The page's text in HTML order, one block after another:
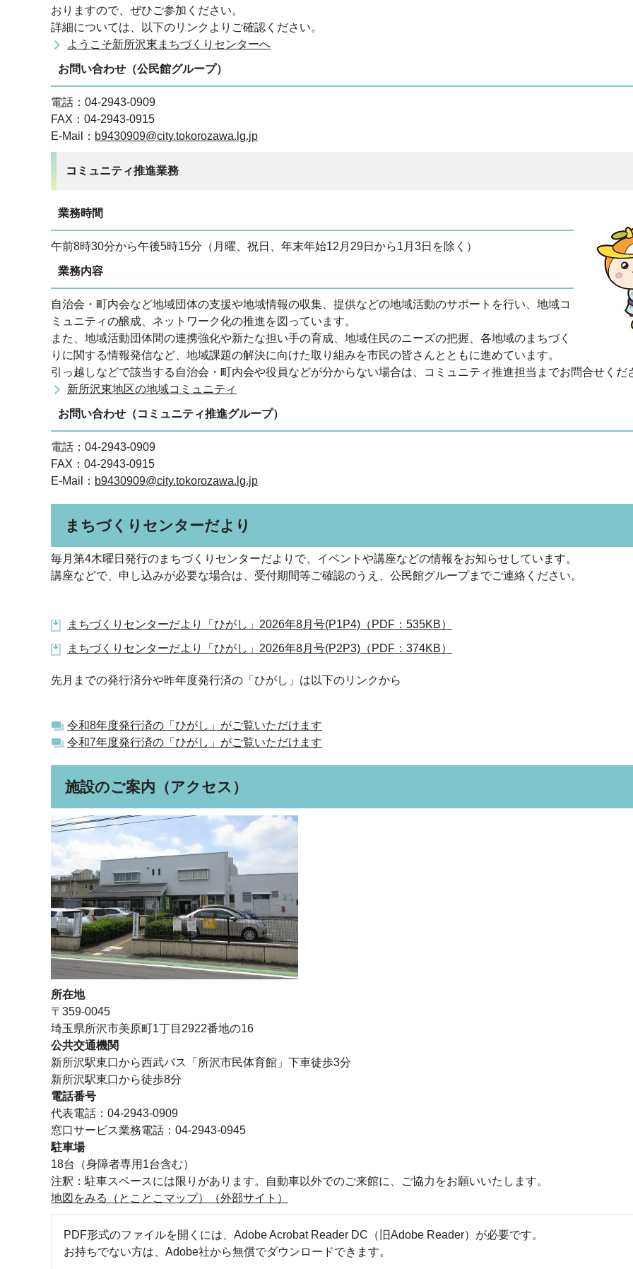
おりますので、ぜひご参加ください。
詳細については、以下のリンクよりご確認ください。
ようこそ新所沢東まちづくりセンターへ
お問い合わせ（公民館グループ）
電話：04-2943-0909
FAX：04-2943-0915
E-Mail： b9430909@city.tokorozawa.lg.jp
コミュニティ推進業務
業務時間
午前8時30分から午後5時15分（月曜、祝日、年末年始12月29日から1月3日を除く）
業務内容
自治会・町内会など地域団体の支援や地域情報の収集、提供などの地域活動のサポートを行い、地域コ
ミュニティの醸成、ネットワーク化の推進を図っています。
また、地域活動団体間の連携強化や新たな担い手の育成、地域住民のニーズの把握、各地域のまちづく
りに関する情報発信など、地域課題の解決に向けた取り組みを市民の皆さんとともに進めています。
引っ越しなどで該当する自治会・町内会や役員などが分からない場合は、コミュニティ推進担当までお問合せくだ
新所沢東地区の地域コミュニティ
お問い合わせ（コミュニティ推進グループ）
電話：04-2943-0909
FAX：04-2943-0915
E-Mail： b9430909@city.tokorozawa.lg.jp
まちづくりセンターだより
毎月第4木曜日発行のまちづくりセンターだよりで、イベントや講座などの情報をお知らせしています。
講座などで、申し込みが必要な場合は、受付期間等ご確認のうえ、公民館グループまでご連絡ください。
まちづくりセンターだより「ひがし」2026年8月号(P1P4)（PDF：535KB）
まちづくりセンターだより「ひがし」2026年8月号(P2P3)（PDF：374KB）
先月までの発行済分や昨年度発行済の「ひがし」は以下のリンクから
令和8年度発行済の「ひがし」がご覧いただけます
令和7年度発行済の「ひがし」がご覧いただけます
施設のご案内（アクセス）
所在地
〒359-0045
埼玉県所沢市美原町1丁目2922番地の16
公共交通機関
新所沢駅東口から西武バス「所沢市民体育館」下車徒歩3分
新所沢駅東口から徒歩8分
電話番号
代表電話：04-2943-0909
窓口サービス業務電話：04-2943-0945
駐車場
18台（身障者専用1台含む）
注釈：駐車スペースには限りがあります。自動車以外でのご来館に、ご協力をお願いいたします。
地図をみる（とことこマップ）（外部サイト）
PDF形式のファイルを開くには、Adobe Acrobat Reader DC（旧Adobe Reader）が必要です。
お持ちでない方は、Adobe社から無償でダウンロードできます。